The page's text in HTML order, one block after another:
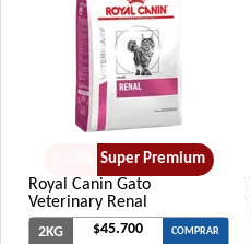
Super Premium
Royal Canin Gato
Veterinary Renal
2KG $45.700 COMPRAR